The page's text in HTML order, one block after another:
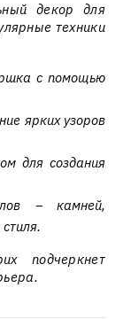
декор для
техники
с помощью
ярких узоров
для создания
– камней,
подчеркнет